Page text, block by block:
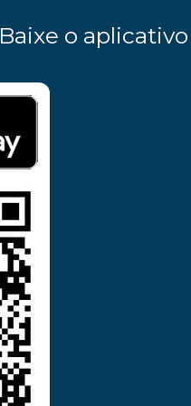
Baixe o